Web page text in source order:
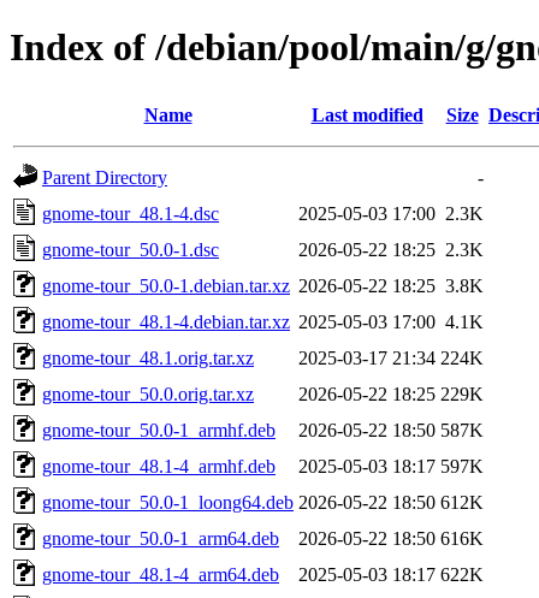
Index of /debian/pool/main/g/
Name Last modified Size
Parent Directory
-
gnome-tour_48.1-4.dsc
2025-05-03 17:00 2.3K
gnome-tour_50.0-1.dsc
2026-05-22 18:25 2.3K
gnome-tour_50.0-1.debian.tar.xz 2026-05-22 18:25 3.8K
gnome-tour_48.1-4.debian.tar.xz 2025-05-03 17:00 4.1K
gnome-tour_48.1.orig.tar.xz
2025-03-17 21:34 224K
gnome-tour_50.0.orig.tar.xz
2026-05-22 18:25 229K
gnome-tour_50.0-1_armhf.deb
2026-05-22 18:50 587K
gnome-tour_48.1-4_armhf.deb
2025-05-03 18:17 597K
gnome-tour_50.0-1_loong64.deb 2026-05-22 18:50 612K
gnome-tour_50.0-1_arm64.deb
2026-05-22 18:50 616K
gnome-tour_48.1-4_arm64.deb
2025-05-03 18:17 622K